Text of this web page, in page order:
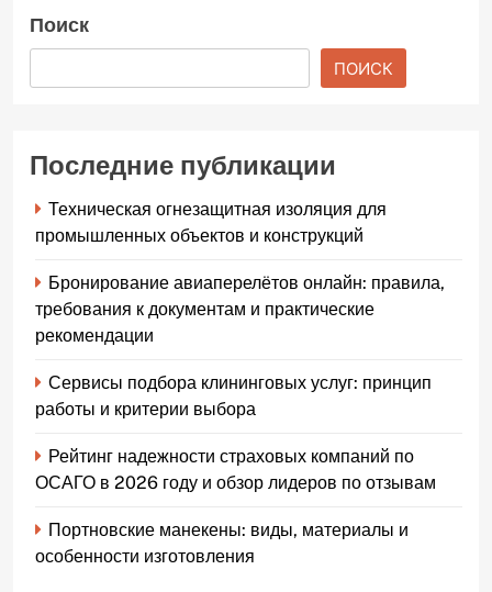
Поиск
ПОИСК
Последние публикации
Техническая огнезащитная изоляция для
промышленных объектов и конструкций
Бронирование авиаперелётов онлайн: правила,
требования к документам и практические
рекомендации
Сервисы подбора клининговых услуг: принцип
работы и критерии выбора
Рейтинг надежности страховых компаний по
ОСАГО в 2026 году и обзор лидеров по отзывам
Портновские манекены: виды, материалы и
особенности изготовления